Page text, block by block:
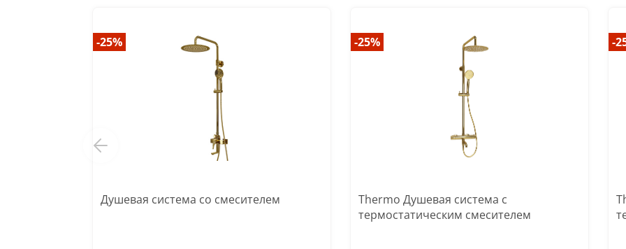
-25%
Душевая система со смесителем
-25%
Thermo Душевая система с
термостатическим смесителем
-